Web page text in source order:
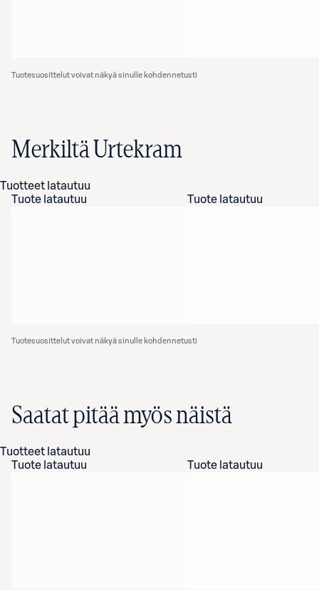
Tuotesuosittelut voivat näkyä sinulle kohdennetusti
Merkiltä Urtekram
Tuotteet latautuu
Tuote latautuu
Tuote latautuu
Tuotesuosittelut voivat näkyä sinulle kohdennetusti
Saatat pitää myös näistä
Tuotteet latautuu
Tuote latautuu
Tuote latautuu